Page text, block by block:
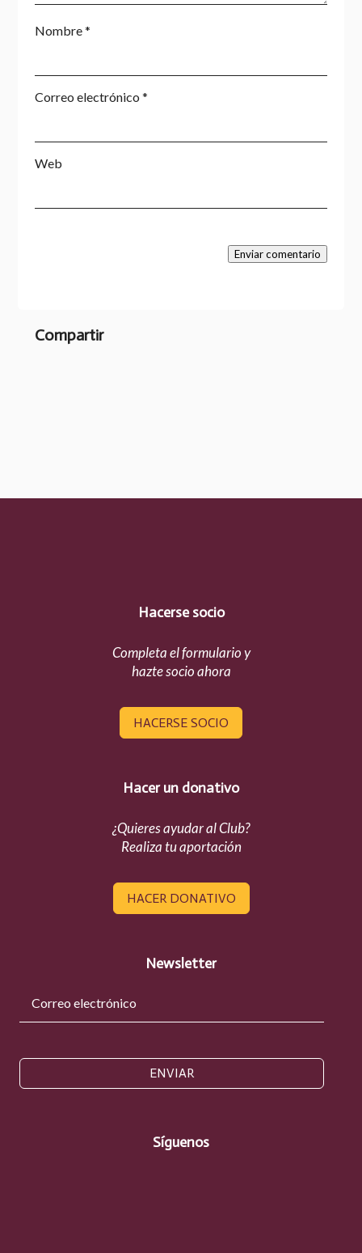
Nombre*
Correo electrónico *
Web
Enviar comentario
Compartir
Hacerse socio
Completa el formulario y
hazte socio ahora
HACERSE SOCIO
Hacer un donativo
¿Quieres ayudar al Club?
Realiza tu aportación
HACER DONATIVO
Newsletter
ENVIAR
Síguenos